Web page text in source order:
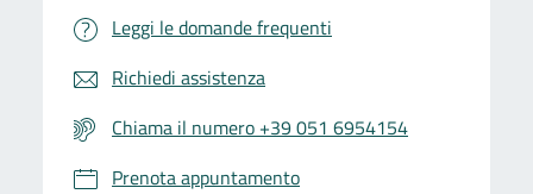
Leggi le domande frequenti
Richiedi assistenza
Chiama il numero +39 051 6954154
Prenota appuntamento